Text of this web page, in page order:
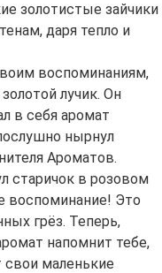
золотистые зайчики
даря тепло и
воспоминаниям,
лучик. Он
в себя аромат
нырнул
Ароматов.
старичок в розовом
воспоминание! Это
грёз. Теперь,
напомнит тебе,
маленькие